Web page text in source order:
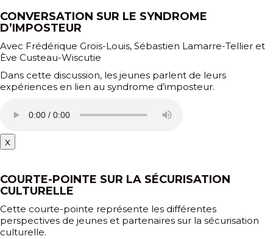
CONVERSATION SUR LE SYNDROME
D’IMPOSTEUR
Avec Frédérique Grois-Louis, Sébastien Lamarre-Tellier et
Ève Custeau-Wiscutie
Dans cette discussion, les jeunes parlent de leurs
expériences en lien au syndrome d’imposteur.
x
COURTE-POINTE SUR LA SÉCURISATION
CULTURELLE
Cette courte-pointe représente les différentes
perspectives de jeunes et partenaires sur la sécurisation
culturelle.